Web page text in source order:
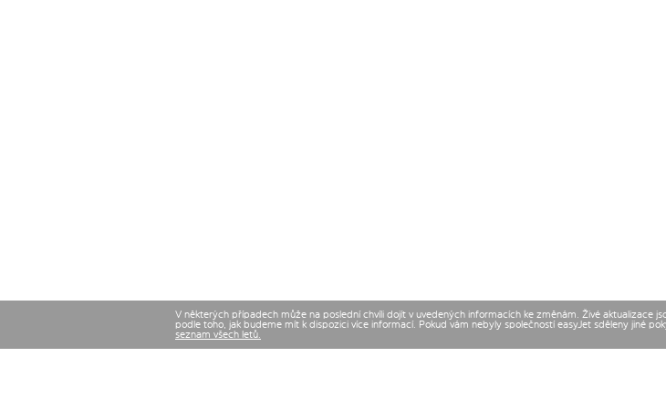
V některých případech může na poslední chvíli dojít v uvedených informacích ke změnám. Živé aktualizace
podle toho, jak budeme mít k dispozici více informací. Pokud vám nebyly společností easyJet sděleny jiné
seznam všech letů.